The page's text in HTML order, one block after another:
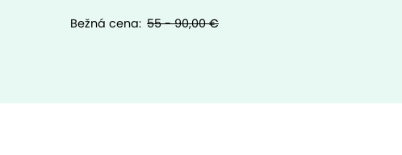
Bežná cena: 55 - 90,00 €